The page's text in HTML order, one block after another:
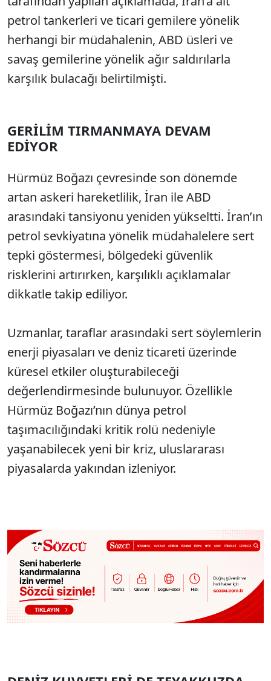
petrol tankerleri ve ticari gemilere yönelik
herhangi bir müdahalenin, ABD üsleri ve
savaş gemilerine yönelik ağır saldırılarla
karşılık bulacağı belirtilmişti.
GERİLİM TIRMANMAYA DEVAM
EDİYOR
Hürmüz Boğazı çevresinde son dönemde
artan askeri hareketlilik, İran ile ABD
arasındaki tansiyonu yeniden yükseltti. İran’ın
petrol sevkiyatına yönelik müdahalelere sert
tepki göstermesi, bölgedeki güvenlik
risklerini artırırken, karşılıklı açıklamalar
dikkatle takip ediliyor.
Uzmanlar, taraflar arasındaki sert söylemlerin
enerji piyasaları ve deniz ticareti üzerinde
küresel etkiler oluşturabileceği
değerlendirmesinde bulunuyor. Özellikle
Hürmüz Boğazı’nın dünya petrol
taşımacılığındaki kritik rolü nedeniyle
yaşanabilecek yeni bir kriz, uluslararası
piyasalarda yakından izleniyor.